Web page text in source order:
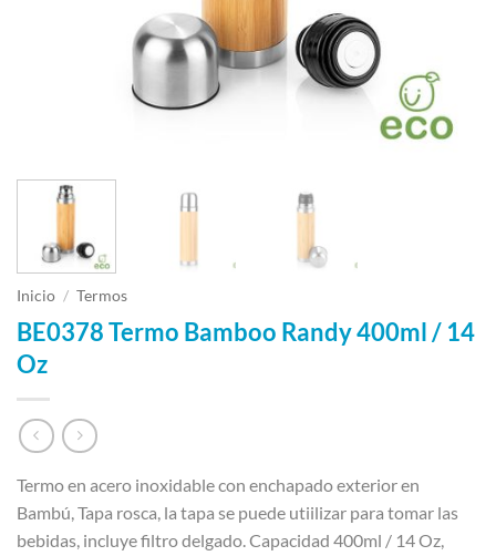
Inicio / Termos
BE0378 Termo Bamboo Randy 400ml / 14
Oz
Termo en acero inoxidable con enchapado exterior en
Bambú, Tapa rosca, la tapa se puede utiilizar para tomar las
bebidas, incluye filtro delgado. Capacidad 400ml / 14 Oz,